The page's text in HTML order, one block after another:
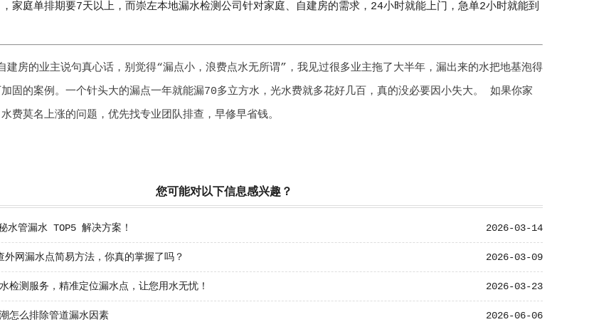
家庭单排期要7天以上，而崇左本地漏水检测公司针对家庭、自建房的需求，24小时就能上门，急单2小时就能到
建房的业主说句真心话，别觉得“漏点小，浪费点水无所谓”，我见过很多业主拖了大半年，漏出来的水把地基泡得
固的案例。一个针头大的漏点一年就能漏70多立方水，光水费就多花好几百，真的没必要因小失大。 如果你家
费莫名上涨的问题，优先找专业团队排查，早修早省钱。
您可能对以下信息感兴趣？
2026-03-14
水管漏水 TOP5 解决方案！
2026-03-09
外网漏水点简易方法，你真的掌握了吗？
2026-03-23
检测服务，精准定位漏水点，让您用水无忧！
2026-06-06
怎么排除管道漏水因素